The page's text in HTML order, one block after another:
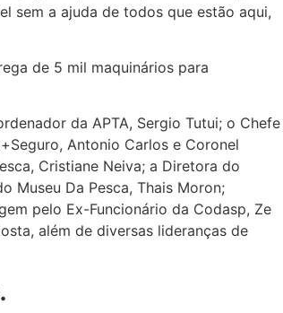
sem a ajuda de todos que estão aqui,
de 5 mil maquinários para
da APTA, Sergio Tutui; o Chefe
Antonio Carlos e Coronel
Cristiane Neiva; a Diretora do
Museu Da Pesca, Thais Moron;
pelo Ex-Funcionário da Codasp, Ze
além de diversas lideranças de